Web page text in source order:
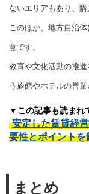
ないエリアもあり、購
このほか、地方自治
意です。
教育や文化活動の推
う旅館やホテルの営
▼この記事も読まれ
安定した賃貸経
要性とポイントを
まとめ